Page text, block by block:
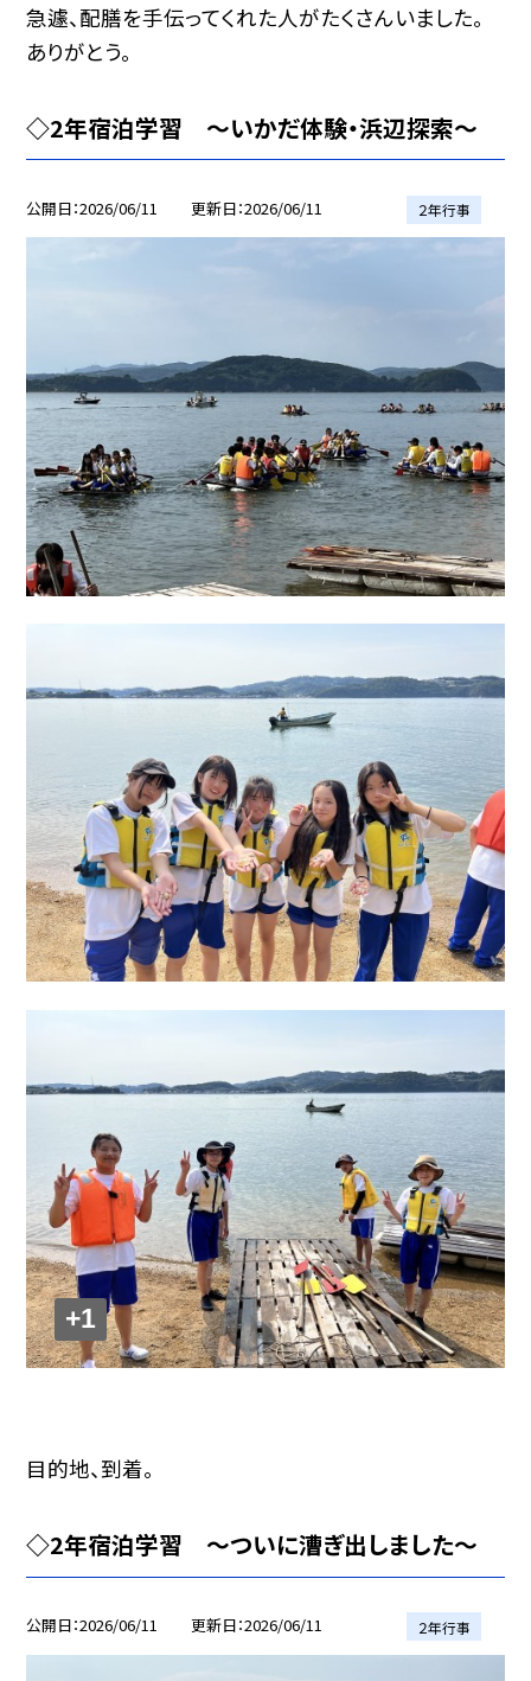
急遽、配膳を手伝ってくれた人がたくさんいました。
ありがとう。
◇2年宿泊学習 〜いかだ体験・浜辺探索〜
公開日 2026/06/11 更新日 2026/06/11 ２年行事
+1
目的地、到着。
◇2年宿泊学習 〜ついに漕ぎ出しました〜
公開日 2026/06/11 更新日 2026/06/11 ２年行事